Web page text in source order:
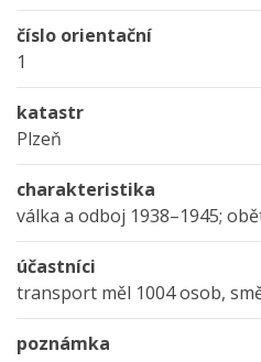
číslo orientační
1
katastr
Plzeň
charakteristika
válka a odboj 1938–1945;
účastníci
transport měl 1004 osob,
poznámka